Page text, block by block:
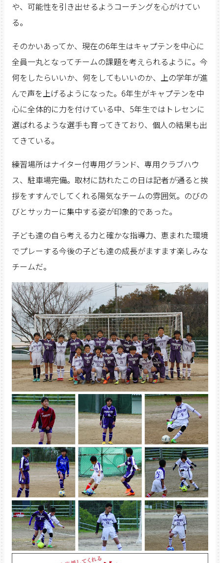
や、可能性を引き出せるようコーチングを心がけてい
る。
そのかいあってか、現在の6年生はキャプテンを中心に
全員一丸となってチームの課題を考えられるように。今
何をしたらいいか、何をしてもいいのか、上の学年が進
んで声を上げるようになった。6年生がキャプテンを中
心に全体的に力を付けている中、5年生ではトレセンに
選ばれるような選手も育ってきており、個人の結果も出
てきている。
練習場所はナイター付専用グランド、専用クラブハウ
ス、駐車場完備。取材に訪れたこの日は記者が通ると挨
拶をすすんでしてくれる陽気なチームの雰囲気。のびの
びとサッカーに集中する姿が印象的であった。
子ども達の自ら考える力と確かな指導力、恵まれた環境
でプレーする今後の子ども達の成長がますます楽しみな
チームだ。